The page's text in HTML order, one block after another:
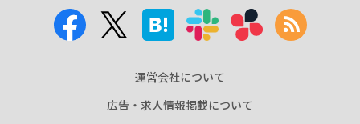
運営会社について
広告・求人情報掲載について